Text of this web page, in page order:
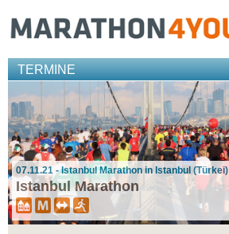
TERMINE
07.11.21 - Istanbul Marathon in Istanbul (Türkei)
Istanbul Marathon